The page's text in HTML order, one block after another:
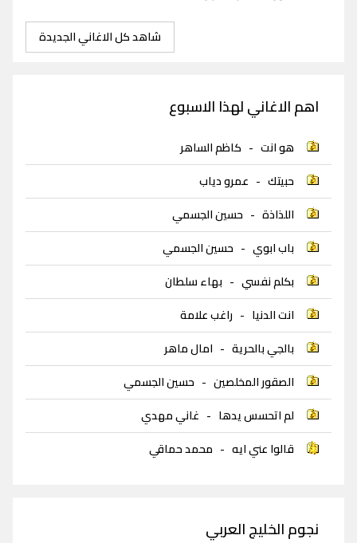
شاهد كل الاغاني الجديدة
اهم الاغاني لهذا الاسبوع
هو انت - كاظم الساهر
حبيتك - عمرو دياب
اللذاذة - حسين الجسمي
باب ابوي - حسين الجسمي
بكلم نفسي - بهاء سلطان
انت الدنيا - راغب علامة
بالجي بالحرية - امال ماهر
الصقور المخلصين - حسين الجسمي
لم اتحسس يدها - غاني مهدي
قالوا عني ايه - محمد حماقي
نجوم الخليج العربي